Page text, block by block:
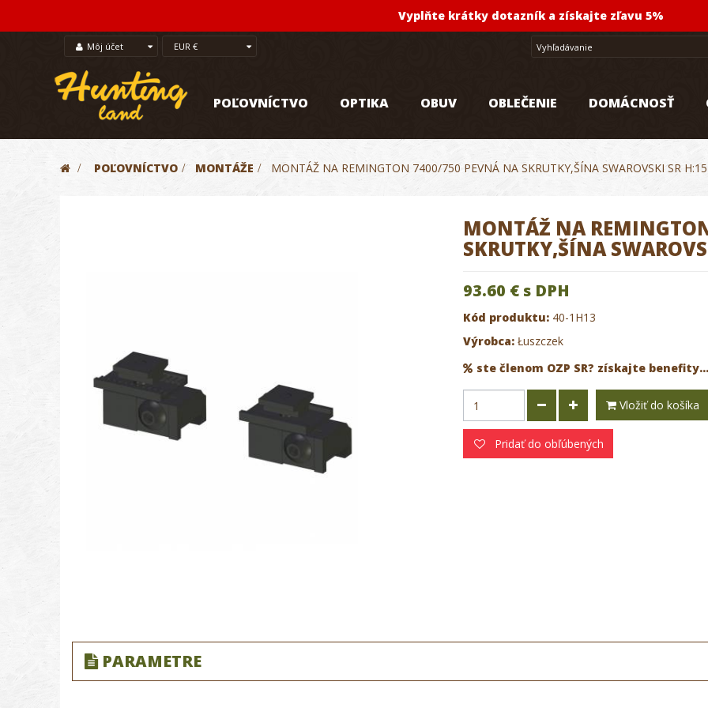
Vyplňte krátky dotazník a získajte zľavu 5%
Môj účet EUR €
POĽOVNÍCTVO OPTIKA OBUV OBLEČENIE DOMÁCNOSŤ
> POĽOVNÍCTVO > MONTÁŽE > MONTÁŽ NA REMINGTON 7400/750 PEVNÁ NA SKRUTKY,ŠÍNA SWAROVSKI SR
MONTÁŽ NA
SKRUTKY,ŠÍNA
93.60 €s DPH
Kód produktu: 40-1H13
Výrobca: Łuszczek
ste členom OZP SR? získajte benefity...
Vložiť do košíka
Pridať do obľúbených
PARAMETRE